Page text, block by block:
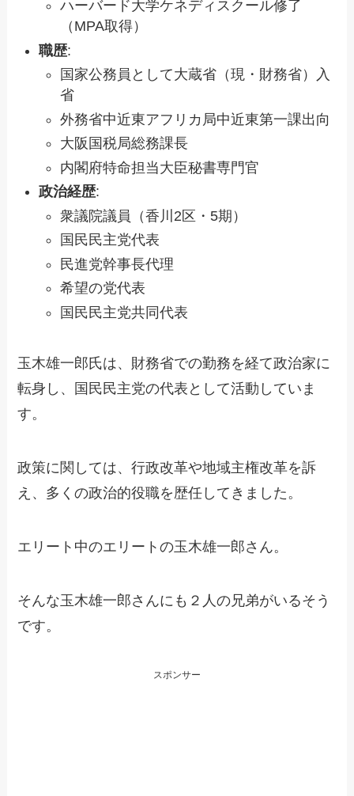
ハーバード大学ケネディスクール修了
（MPA取得）
職歴:
国家公務員として大蔵省（現・財務省）入
省
外務省中近東アフリカ局中近東第一課出向
大阪国税局総務課長
内閣府特命担当大臣秘書専門官
政治経歴:
衆議院議員（香川2区・5期）
国民民主党代表
民進党幹事長代理
希望の党代表
国民民主党共同代表
玉木雄一郎氏は、財務省での勤務を経て政治家に
転身し、国民民主党の代表として活動していま
す。
政策に関しては、行政改革や地域主権改革を訴
え、多くの政治的役職を歴任してきました。
エリート中のエリートの玉木雄一郎さん。
そんな玉木雄一郎さんにも２人の兄弟がいるそう
です。
スポンサー